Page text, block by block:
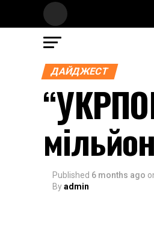
ДАЙДЖЕСТ
Published 6 months ago
Byadmin